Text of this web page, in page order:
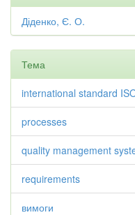
Діденко, Є. О.
Тема
international standard
processes
quality management
requirements
вимоги